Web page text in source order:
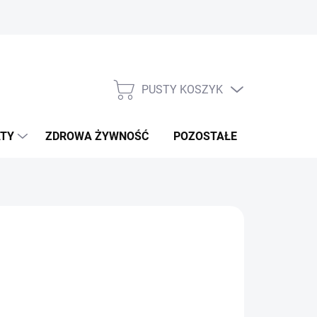
KOSZYK
PUSTY KOSZYK
ZDROWA ŻYWNOŚĆ POZOSTAŁE